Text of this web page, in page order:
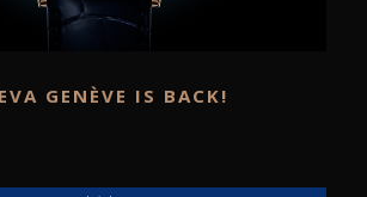
GENÈVE IS BACK!